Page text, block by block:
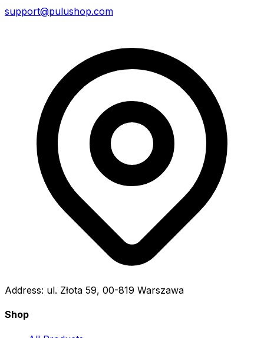
support@pulushop.com
Address: ul. Złota 59, 00-819 Warszawa
Shop